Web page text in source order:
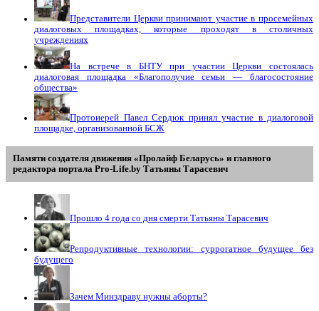
Представители Церкви принимают участие в просемейных
диалоговых площадках, которые проходят в столичных
учреждениях
На встрече в БНТУ при участии Церкви состоялась
диалоговая площадка «Благополучие семьи — благосостояние
общества»
Протоиерей Павел Сердюк принял участие в диалоговой
площадке, организованной БСЖ
Памяти создателя движения «Пролайф Беларусь» и главного
редактора портала Pro-Life.by Tатьяны Tарасевич
Прошло 4 года со дня смерти Татьяны Тарасевич
Репродуктивные технологии: суррогатное будущее без
будущего
Зачем Минздраву нужны аборты?